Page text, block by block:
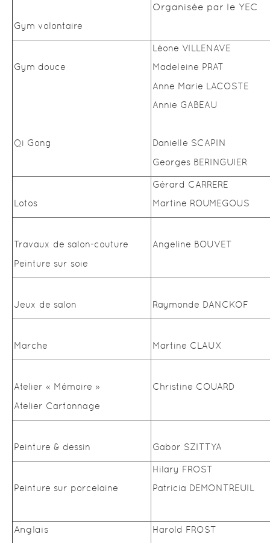
Gym volontaire
Organisée par le YEC
Gym douce
Qi Gong
Léone VILLENAVE
Madeleine PRAT
Anne Marie LACOSTE
Annie GABEAU
Danielle SCAPIN
Georges BERINGUIER
Lotos
Gérard CARRERE
Martine ROUMEGOUS
Travaux de salon-couture
Peinture sur soie
Angeline BOUVET
Jeux de salon Raymonde DANCKOF
Marche Martine CLAUX
Atelier « Mémoire »
Atelier Cartonnage
Christine COUARD
Peinture & dessin Gabor SZITTYA
Peinture sur porcelaine
Hilary FROST
Patricia DEMONTREUIL
Anglais Harold FROST